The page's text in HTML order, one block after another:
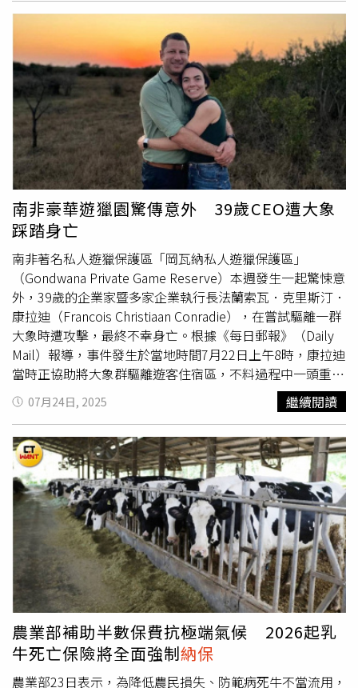
1500萬元，協商至819萬，用於急性淋巴性白血病、瀰漫性
大B細胞淋巴瘤第3線治療。石崇良說，目前世界的趨勢是
將CAR-T列為第2線治療，也就是病患做完化療後，下個選
擇可以是骨髓移植或CAR-T。石崇良表示，世界上已有不同
的CAR-T產品問世，健保給付的是瑞士的產品，現有美國的
產品準備輸台。他相信台灣有能力自己做出CAR-T，到時就
可用更實惠的價格照顧更多人，從第3線治療改為第2線。另
一款備受關注的天價新藥為AADC缺乏症的基因治療藥，為
美國公司在台研發的產品。石崇良說，AADC缺乏症的病患
類似巴金森氏症，多巴胺、血清素不足，導致肢體不協調、
無力，這類病患平均壽命只有7歲，而使用新藥後，平均壽
命可增至20幾歲，但要價1億元。石崇良表示，該藥已在3
月取得藥證，正在專家會議討論中，需要好的財務模式才能
支應。目前食藥署核准的天價藥品共有6款，其中已收載健
保的是SMA罕藥、CAR-T，正在專家會議討論的則有黑矇症
及AADC缺乏症的罕藥。
南非豪華遊獵園驚傳意外 39歲CEO遭大象
踩踏身亡
南非著名私人遊獵保護區「岡瓦納私人遊獵保護區」
（Gondwana Private Game Reserve）本週發生一起驚悚意
外，39歲的企業家暨多家企業執行長法蘭索瓦．克里斯汀．
康拉迪（Francois Christiaan Conradie），在嘗試驅離一群
大象時遭攻擊，最終不幸身亡。根據《每日郵報》（Daily
Mail）報導，事件發生於當地時間7月22日上午8時，康拉迪
當時正協助將大象群驅離遊客住宿區，不料過程中一頭重達
6公噸的公象突然衝向他，並以象牙頂撞、反覆踩踏，導致
康拉迪當場重傷。儘管護林員全力搶救，仍未能挽回性命。
康拉迪同時是運動管理公司Caylix Group的擁有者，擁有動
物學、動物研究、商學與行銷等學位，長期致力於野生動物
保護，對大象更懷有高度熱情，經常親自外出拍攝牠們的生
態照。他的員工形容他「是一位有遠見的領袖，並且深愛大
自然」，但也提醒「大象即使在保護區內，依然是野生動
物，必須保持警戒」。「岡瓦 納保護區」發聲明悼念，稱康
拉迪不僅是一位經營者，更是「領袖、導師與家人」，並請
求外界給予家屬隱私，避免過度揣測，強調相關調查仍在進
行。該保護區位於莫塞爾灣（Mossel Bay）鄰近的花園大
道，為豪華五星級狩獵度假區，主打「非洲五霸」（獅子、
水牛、犀牛、獵豹與象群）體驗，每晚雙人入住費用高達約
新台幣3.6萬元（折合900英鎊），事發時園區客滿，尚不清
楚是否有遊客目擊攻擊全程。值得注意的是，這已是園區一
年多來第二起致命大象攻擊。2023年3月，一名36歲員工大
07月24日, 2025 繼續閱讀
農業部補助半數保費抗極端氣候 2026起乳
牛死亡保險將全面強制納保
農業部23日表示，為降低農民損失、防範病死牛不當流用，